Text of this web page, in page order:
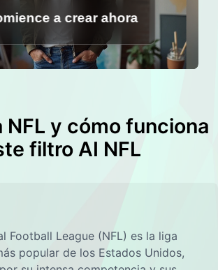
▼
a crear ahora
NFL y cómo funciona
filtro AI NFL
Football League (NFL) es la liga
popular de los Estados Unidos,